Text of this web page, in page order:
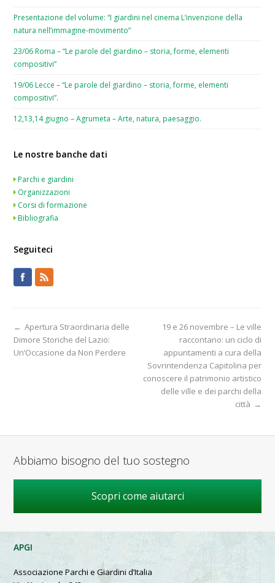
Presentazione del volume: “I giardini nel cinema L’invenzione della
natura nell’immagine-movimento”
23/06 Roma – “Le parole del giardino – storia, forme, elementi
compositivi”
19/06 Lecce – “Le parole del giardino – storia, forme, elementi
compositivi”.
12,13,14 giugno – Agrumeta – Arte, natura, paesaggio.
Le nostre banche dati
Parchi e giardini
Organizzazioni
Corsi di formazione
Bibliografia
Seguiteci
19 e 26 novembre – Le ville
raccontano: un ciclo di
appuntamenti a cura della
Sovrintendenza Capitolina per
conoscere il patrimonio artistico
delle ville e dei parchi della
città →
← Apertura Straordinaria delle
Dimore Storiche del Lazio:
Un’Occasione da Non Perdere
Abbiamo bisogno del tuo sostegno
Scopri come aiutarci
APGI
Associazione Parchi e Giardini d’Italia